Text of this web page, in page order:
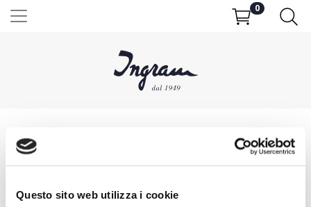
Questo sito web utilizza i cookie
0
Home
SHIPPING AND DELIVERIES